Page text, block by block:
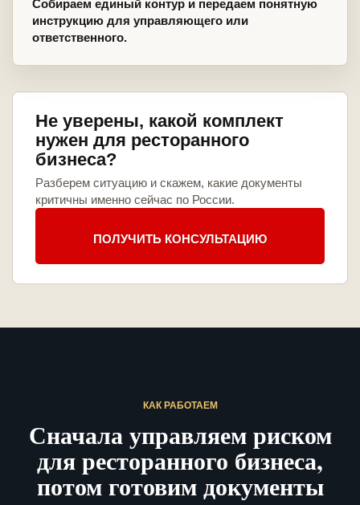
Собираем единый контур и передаем понятную
инструкцию для управляющего или
ответственного.
Не уверены, какой комплект
нужен для ресторанного
бизнеса?
Разберем ситуацию и скажем, какие документы
критичны именно сейчас по России.
ПОЛУЧИТЬ КОНСУЛЬТАЦИЮ
КАК РАБОТАЕМ
Сначала управляем риском
для ресторанного бизнеса,
потом готовим документы